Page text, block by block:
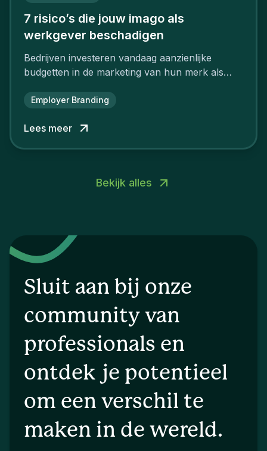
7 risico’s die jouw imago als
werkgever beschadigen
Bedrijven investeren vandaag aanzienlijke
budgetten in de marketing van hun merk als
Employer Branding
Lees meer
Bekijk alles
Sluit aan bij onze
community van
professionals en
ontdek je potentieel
om een verschil te
maken in de wereld.